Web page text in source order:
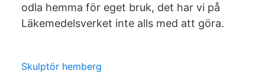
odla hemma för eget bruk, det har vi på
Läkemedelsverket inte alls med att göra.
Skulptör hemberg